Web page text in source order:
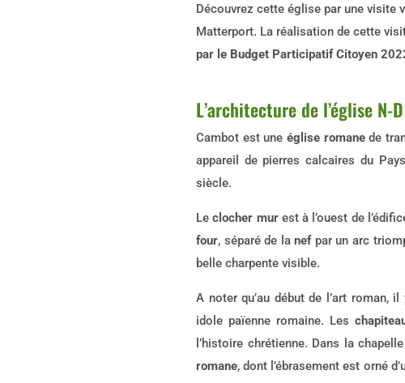
Découvrez cette église par une visite
Matterport. La réalisation de cette
par le Budget Participatif Citoyen
L’architecture de l’église N-
Cambot est une église romanede
appareil de pierres calcaires du
siècle.
Leclocher murest à l’ouest de
four, séparé de lanefpar un arc
belle charpente visible.
A noter qu’au début de l’art roman,
idole païenne romaine. Les
l’histoire chrétienne. Dans la
romane, dont l’ébrasement est orné